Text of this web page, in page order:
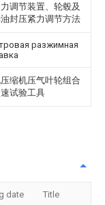
调节装置、轮毂及
封压紧力调节方法
разжимная
缩机压气叶轮组合
试验工具
date Title